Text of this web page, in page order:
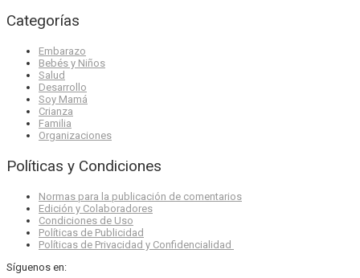
Categorías
Embarazo
Bebés y Niños
Salud
Desarrollo
Soy Mamá
Crianza
Familia
Organizaciones
Políticas y Condiciones
Normas para la publicación de comentarios
Edición y Colaboradores
Condiciones de Uso
Políticas de Publicidad
Políticas de Privacidad y Confidencialidad
Síguenos en: